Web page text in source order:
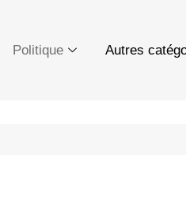
Politique Autres